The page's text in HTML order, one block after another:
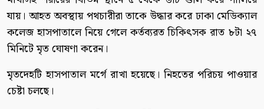
যায়। আহত অবস্থায় পথচারীরা তাকে উদ্ধার করে ঢাকা মেডিক্যাল
কলেজ হাসপাতালে নিয়ে গেলে কর্তব্যরত চিকিৎসক রাত ৮টা ২৭
মিনিটে মৃত ঘোষণা করেন।
মৃতদেহটি হাসপাতাল মর্গে রাখা হয়েছে। নিহতের পরিচয় পাওয়ার
চেষ্টা চলছে।